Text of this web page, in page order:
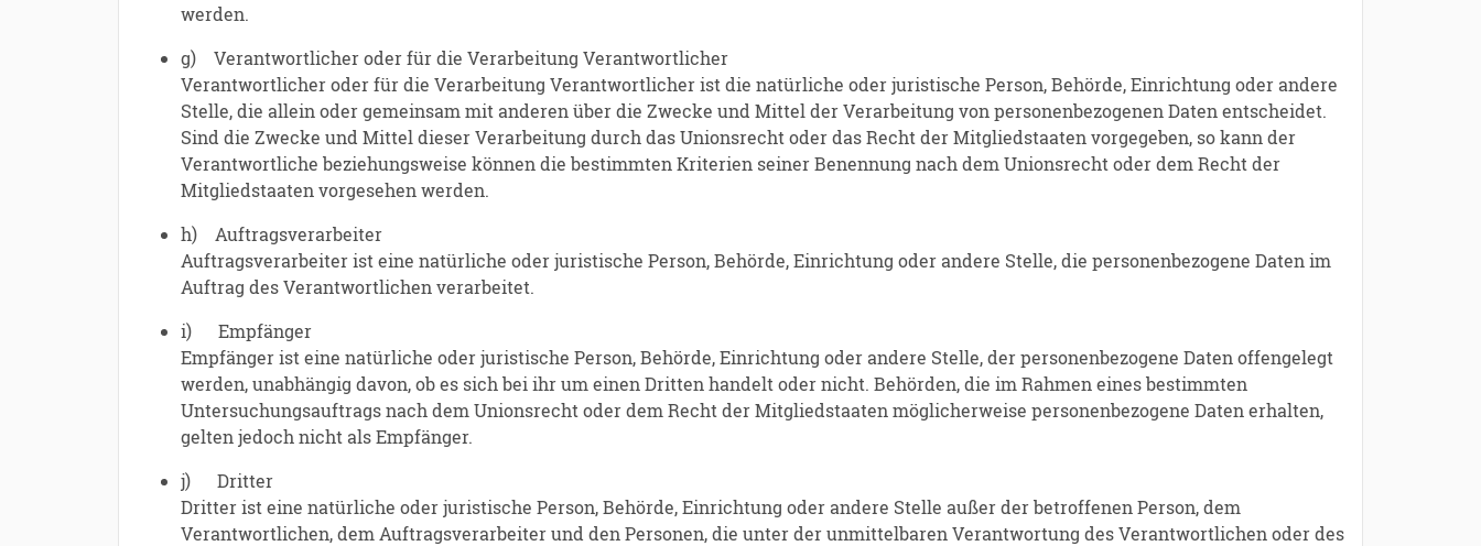
werden.
g) Verantwortlicher oder für die Verarbeitung Verantwortlicher
Verantwortlicher oder für die Verarbeitung Verantwortlicher ist die natürliche oder juristische Person, Behörde, Einrichtung oder andere
Stelle, die allein oder gemeinsam mit anderen über die Zwecke und Mittel der Verarbeitung von personenbezogenen Daten entscheidet.
Sind die Zwecke und Mittel dieser Verarbeitung durch das Unionsrecht oder das Recht der Mitgliedstaaten vorgegeben, so kann der
Verantwortliche beziehungsweise können die bestimmten Kriterien seiner Benennung nach dem Unionsrecht oder dem Recht der
Mitgliedstaaten vorgesehen werden.
h) Auftragsverarbeiter
Auftragsverarbeiter ist eine natürliche oder juristische Person, Behörde, Einrichtung oder andere Stelle, die personenbezogene Daten im
Auftrag des Verantwortlichen verarbeitet.
i) Empfänger
Empfänger ist eine natürliche oder juristische Person, Behörde, Einrichtung oder andere Stelle, der personenbezogene Daten offengelegt
werden, unabhängig davon, ob es sich bei ihr um einen Dritten handelt oder nicht. Behörden, die im Rahmen eines bestimmten
Untersuchungsauftrags nach dem Unionsrecht oder dem Recht der Mitgliedstaaten möglicherweise personenbezogene Daten erhalten,
gelten jedoch nicht als Empfänger.
j) Dritter
Dritter ist eine natürliche oder juristische Person, Behörde, Einrichtung oder andere Stelle außer der betroffenen Person, dem
Verantwortlichen, dem Auftragsverarbeiter und den Personen, die unter der unmittelbaren Verantwortung des Verantwortlichen oder des